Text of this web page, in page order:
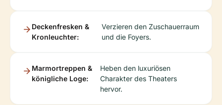
Deckenfresken &
Kronleuchter:
Verzieren den Zuschauerraum
und die Foyers.
Marmortreppen &
königliche Loge:
Heben den luxuriösen
Charakter des Theaters
hervor.